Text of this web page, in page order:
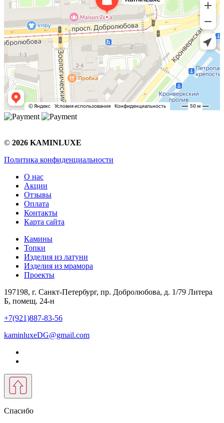
© 2026 KAMINLUXE
Политика конфиденциальности
О нас
Акции
Отзывы
Оплата
Контакты
Карта сайта
Камины
Топки
Изделия из латуни
Изделия из мрамора
Проекты
197198, г. Санкт-Петербург, пр. Добролюбова, д. 1/79 Литера
Б, помещ. 24-н
+7(921)887-83-56
kaminluxeDG@gmail.com
Спасибо